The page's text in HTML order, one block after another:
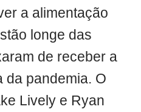
a alimentação
longe das
de receber a
da pandemia. O
Lively e Ryan